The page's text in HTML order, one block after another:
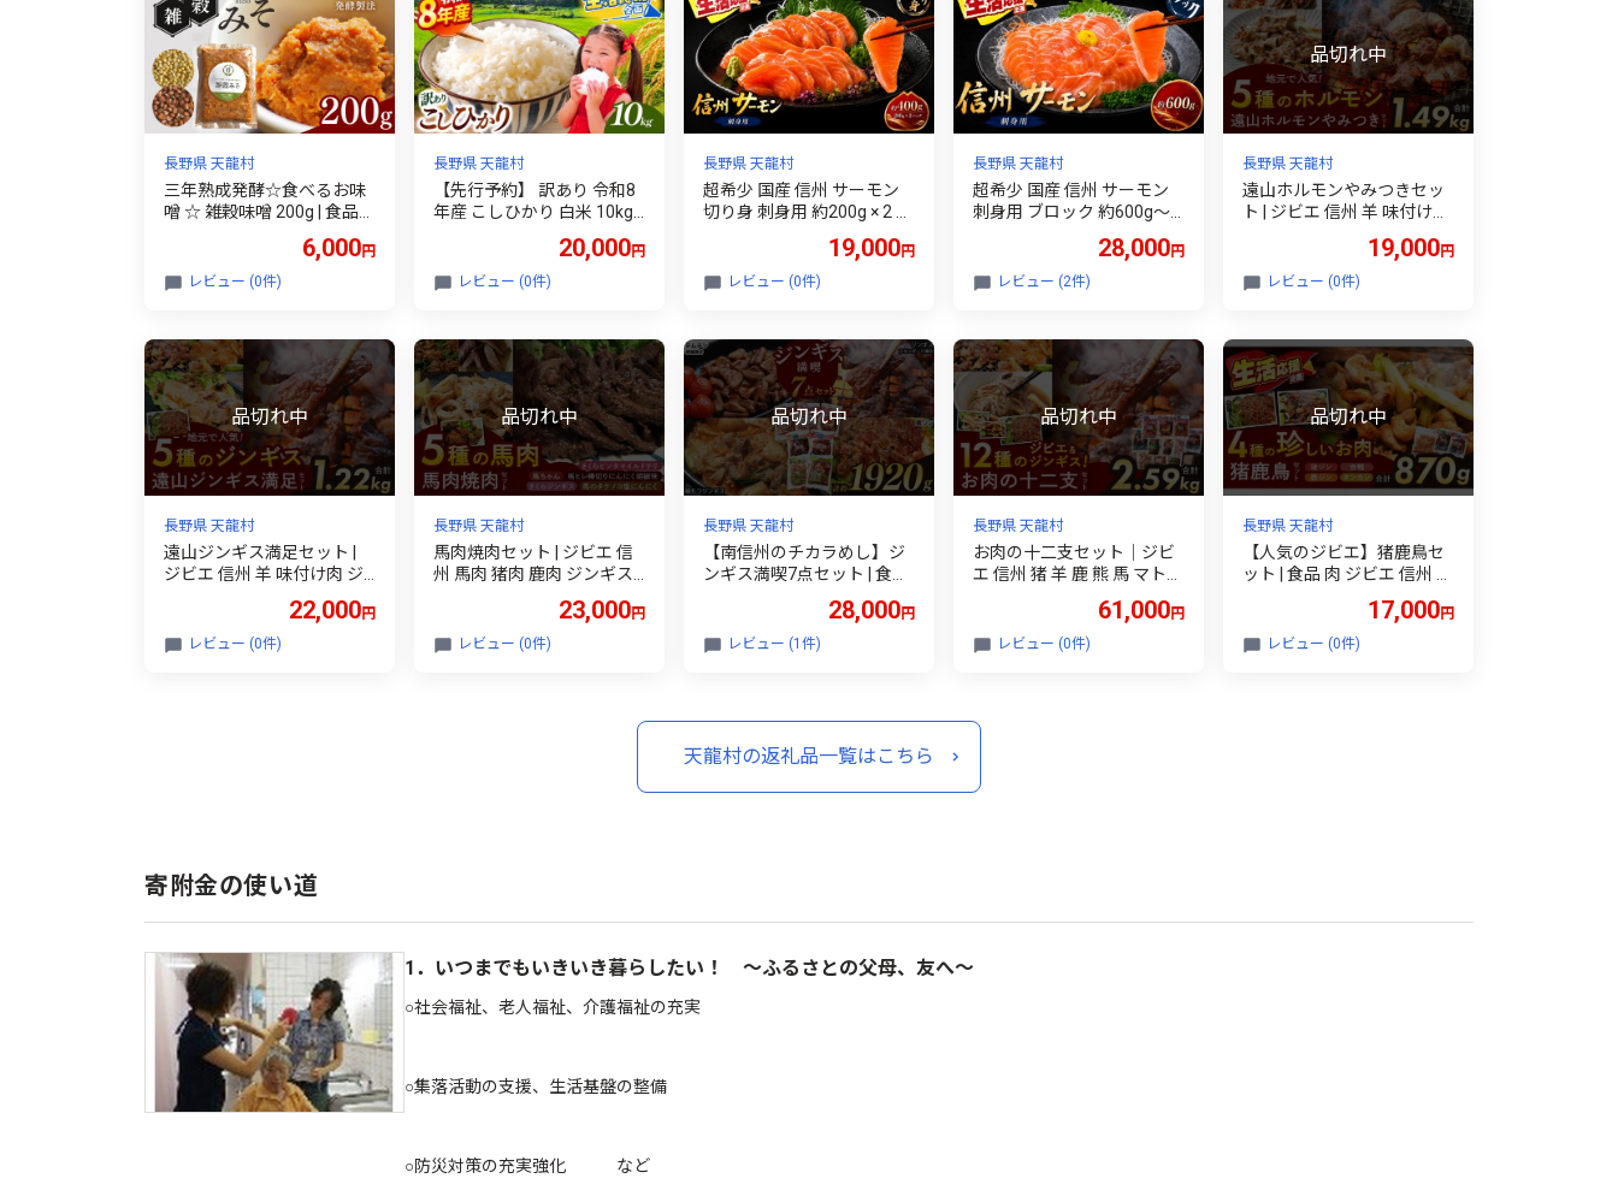
長野県 天龍村
三年熟成発酵☆食べるお味
噌 ☆ 雑穀味噌 200g | 食品
雑穀味噌 味噌 長野県 南信
州 天龍村
6,000円
レビュー (0件)
長野県 天龍村
【先行予約】 訳あり 令和8
年産 こしひかり 白米 10kg
次発送予定＞ 天龍村 農家さ
ん応援米！| 天龍 白米 こし
野県 南信州 天龍村
20,000円
レビュー (0件)
長野県 天龍村
超希少 国産 信州 サーモン
切り身 刺身用 約200g × 2 パ
モン 信州サーモン 切り身
刺身 鮭 シャケ 海鮮 新鮮 鮮
龍村
19,000円
レビュー (0件)
長野県 天龍村
超希少 国産 信州 サーモン
刺身用 ブロック 約600g～6
サーモン 切り身 刺身 鮭 シ
ャケ 海鮮 新鮮 鮮魚 お祝い
28,000円
レビュー (2件)
長野県 天龍村
遠山ホルモンやみつきセッ
ト | ジビエ 信州 羊 味付け肉
ジンギス 肉 里山 セット 贅
沢 豪華 おつまみ バーベキ
信州 天龍村
19,000円
レビュー (0件)
長野県 天龍村
遠山ジンギス満足セット |
ジビエ 信州 羊 味付け肉 ジ
ンギス 肉 里山 セット 贅沢
豪華 おつまみ バーベキュー
22,000円
レビュー (0件)
長野県 天龍村
馬肉焼肉セット | ジビエ 信
州 馬肉 猪肉 鹿肉 ジンギス
肉 里山 長野県 南信州 天龍
村
23,000円
レビュー (0件)
長野県 天龍村
【南信州のチカラめし】ジ
ンギス満喫7点セット | 食品
ルモン ジンギス ジビエの聖
地 遠山ジンギス 里山 セッ
県 南信州 天龍村
28,000円
レビュー (1件)
長野県 天龍村
お肉の十二支セット｜ジビ
エ 信州 猪 羊 鹿 熊 馬 マトン
地 遠山ジンギス セット 肉
里山 長野県 天龍村
61,000円
レビュー (0件)
長野県 天龍村
【人気のジビエ】猪鹿鳥セ
ット | 食品 肉 ジビエ 信州 猪
山ジンギス セット 里山 セ
ット 贅沢 豪華 おつまみ バ
17,000円
レビュー (0件)
天龍村の返礼品一覧はこちら
寄附金の使い道
1．いつまでもいきいき暮らしたい！ ～ふるさとの父母、友へ～
○社会福祉、老人福祉、介護福祉の充実
○集落活動の支援、生活基盤の整備
○防災対策の充実強化 など